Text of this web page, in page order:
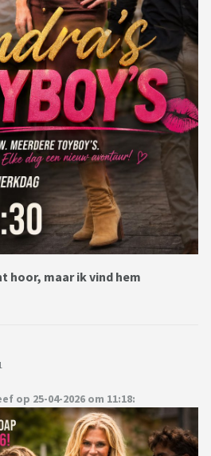
hoor, maar ik vind hem
op 25-04-2026 om 11:18: